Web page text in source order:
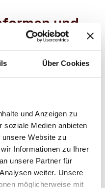
Über Cookies
und Anzeigen zu
soziale Medien anbieten
Website zu
Informationen zu Ihrer
unsere Partner für
weiter. Unsere
möglicherweise mit
und
in
Wohnform bzw.
Bevölkerung
es Vielfalt beim
Bedürfnisse der